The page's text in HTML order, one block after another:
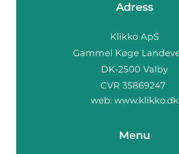
Adress
web: www.klikko.dk
Menu